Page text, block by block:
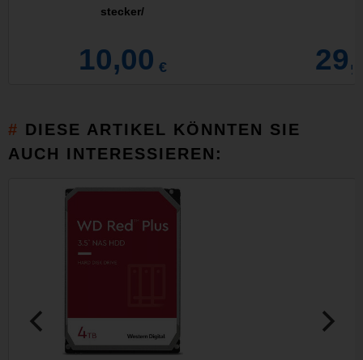
stecker/
10,00 €
DIESE ARTIKEL KÖNNTEN SIE
AUCH INTERESSIEREN: